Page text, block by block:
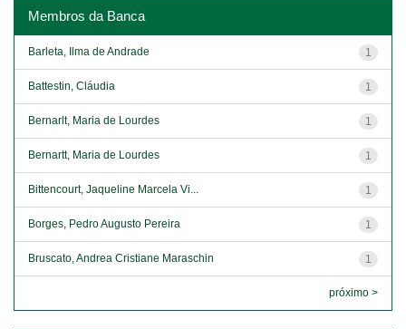
Membros da Banca
1
Barleta, Ilma de Andrade
1
Battestin, Cláudia
1
Bernarlt, Maria de Lourdes
1
Bernartt, Maria de Lourdes
1
Bittencourt, Jaqueline Marcela Vi...
1
Borges, Pedro Augusto Pereira
1
Bruscato, Andrea Cristiane Maraschin
próximo >